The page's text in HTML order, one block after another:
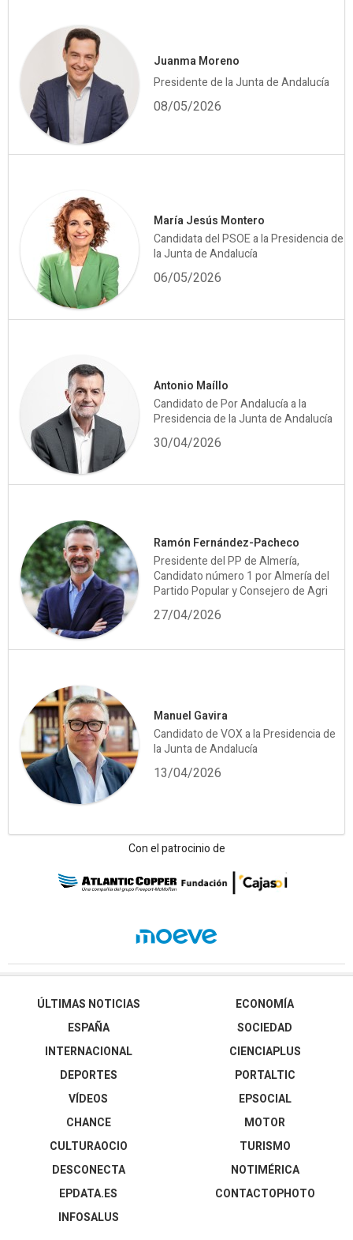
Juanma Moreno
Presidente de la Junta de Andalucía
08/05/2026
María Jesús Montero
Candidata del PSOE a la Presidencia de
la Junta de Andalucía
06/05/2026
Antonio Maíllo
Candidato de Por Andalucía a la
Presidencia de la Junta de Andalucía
30/04/2026
Ramón Fernández-Pacheco
Presidente del PP de Almería,
Candidato número 1 por Almería del
Partido Popular y Consejero de Agri
27/04/2026
Manuel Gavira
Candidato de VOX a la Presidencia de
la Junta de Andalucía
13/04/2026
Con el patrocinio de
ÚLTIMAS NOTICIAS
ESPAÑA
INTERNACIONAL
DEPORTES
VÍDEOS
ECONOMÍA
SOCIEDAD
CIENCIAPLUS
PORTALTIC
EPSOCIAL
CHANCE
CULTURAOCIO
DESCONECTA
EPDATA.ES
INFOSALUS
MOTOR
TURISMO
NOTIMÉRICA
CONTACTOPHOTO